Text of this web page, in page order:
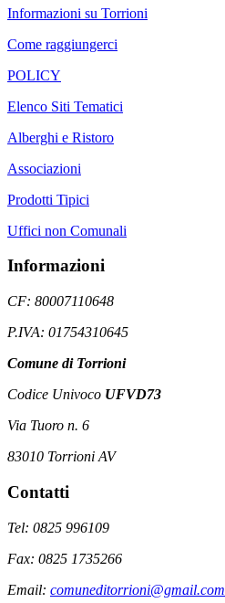
Informazioni su Torrioni
Come raggiungerci
POLICY
Elenco Siti Tematici
Alberghi e Ristoro
Associazioni
Prodotti Tipici
Uffici non Comunali
Informazioni
CF: 80007110648
P.IVA: 01754310645
Comune di Torrioni
Codice Univoco UFVD73
Via Tuoro n. 6
83010 Torrioni AV
Contatti
Tel: 0825 996109
Fax: 0825 1735266
Email: comuneditorrioni@gmail.com